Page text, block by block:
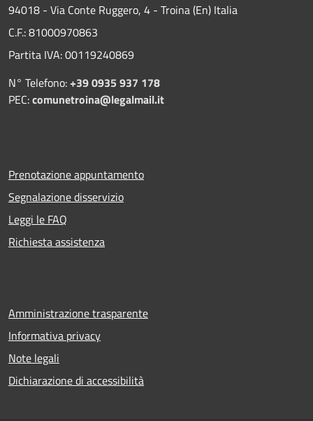
94018 - Via Conte Ruggero, 4 - Troina (En) Italia
C.F.: 81000970863
Partita IVA: 00119240869
N° Telefono:+39 0935 937 178
PEC:comunetroina@legalmail.it
Prenotazione appuntamento
Segnalazione disservizio
Leggi le FAQ
Richiesta assistenza
Amministrazione trasparente
Informativa privacy
Note legali
Dichiarazione di accessibilità